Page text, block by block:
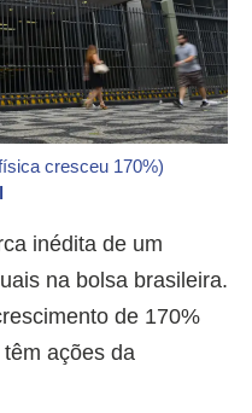
cresceu 170%)
inédita de um
na bolsa brasileira.
de 170%
ações da